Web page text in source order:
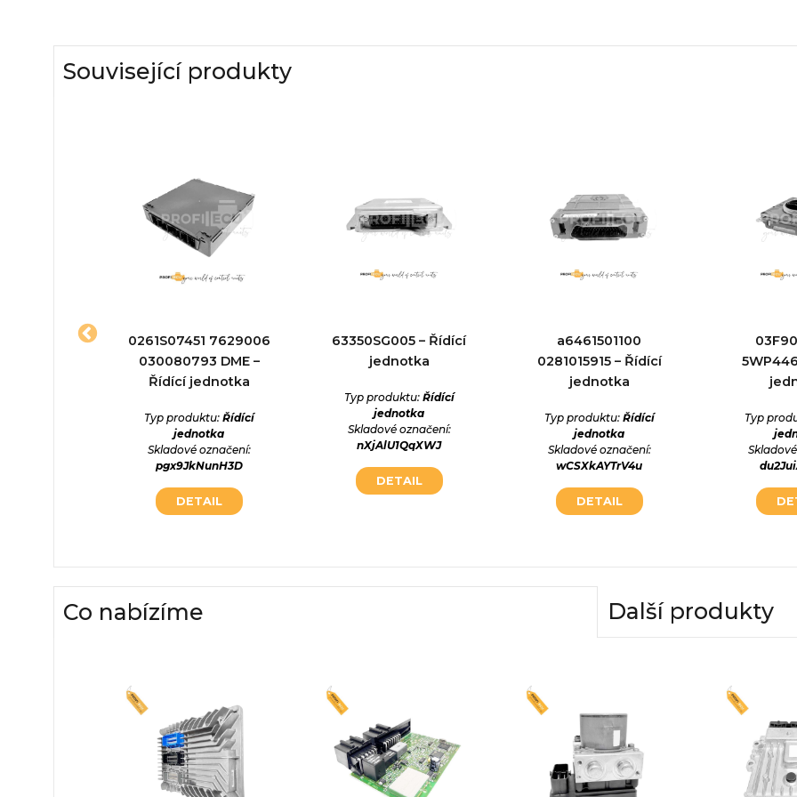
Související produkty
0261S07451 7629006
030080793 DME –
Řídící jednotka
Typ produktu: Řídící
jednotka
Skladové označení:
pgx9JkNunH3D
DETAIL
63350SG005 – Řídící
jednotka
Typ produktu: Řídící
jednotka
Skladové označení:
nXjAlU1QqXWJ
DETAIL
a6461501100
0281015915 – Řídící
jednotka
Typ produktu: Řídící
jednotka
Skladové označení:
wCSXkAYTrV4u
DETAIL
Typ
Co nabízíme Další produkty